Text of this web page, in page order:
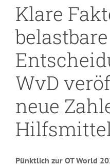
Klare
WvD
neue
Pünktlich zur OT World